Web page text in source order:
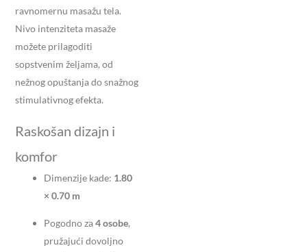
ravnomernu masažu tela.
Nivo intenziteta masaže
možete prilagoditi
sopstvenim željama, od
nežnog opuštanja do snažnog
stimulativnog efekta.
Raskošan dizajn i
komfor
Dimenzije kade: 1.80
× 0.70 m
Pogodno za4 osobe,
pružajući dovoljno